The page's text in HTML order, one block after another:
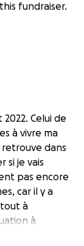
fundraiser.
Celui de
à vivre ma
dans
si je vais
pas encore
car il y a
à
à
toute